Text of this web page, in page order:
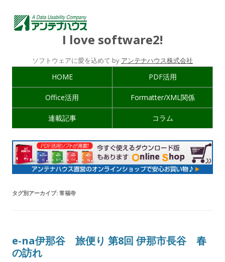
I love software2!
ソフトウェアに愛を込めて by アンテナハウス株式会社
HOME PDF活用
Office活用 Formatter/XML関係
連載記事 コラム
タグ別アーカイブ: 常福寺
e-na伊那谷 旅便り 第8回 伊那市長谷 春
の訪れ